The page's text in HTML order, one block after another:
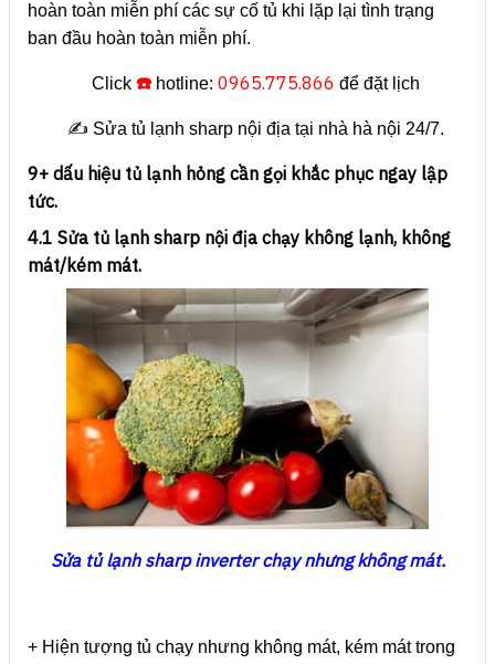
hoàn toàn miễn phí các sự cố tủ khi lặp lại tình trạng
ban đầu hoàn toàn miễn phí.
Click ☎️ hotline: 0965.775.866 để đặt lịch
✍️ Sửa tủ lạnh sharp nội địa tại nhà hà nội 24/7.
9+ dấu hiệu tủ lạnh hỏng cần gọi khắc phục ngay lập
tức.
4.1 Sửa tủ lạnh sharp nội địa chạy không lạnh, không
mát/kém mát.
Sửa tủ lạnh sharp inverter chạy nhưng không mát.
+ Hiện tượng tủ chạy nhưng không mát, kém mát trong